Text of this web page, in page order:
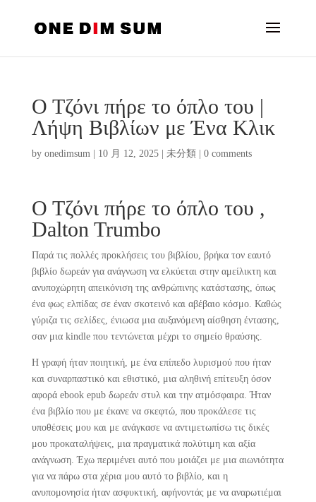
Ο Τζόνι πήρε το όπλο του |
Λήψη Βιβλίων με Ένα Κλικ
by onedimsum| 10 月 12, 2025| 未分類 0 comments
Ο Τζόνι πήρε το όπλο του ,
Dalton Trumbo
Παρά τις πολλές προκλήσεις του βιβλίου, βρήκα τον εαυτό
βιβλίο δωρεάν για ανάγνωση να ελκύεται στην αμείλικτη και
ανυποχώρητη απεικόνιση της ανθρώπινης κατάστασης, όπως
ένα φως ελπίδας σε έναν σκοτεινό και αβέβαιο κόσμο. Καθώς
γύριζα τις σελίδες, ένιωσα μια αυξανόμενη αίσθηση έντασης,
σαν μια kindle που τεντώνεται μέχρι το σημείο θραύσης.
Η γραφή ήταν ποιητική, με ένα επίπεδο λυρισμού που ήταν
και συναρπαστικό και εθιστικό, μια αληθινή επίτευξη όσον
αφορά ebook epub δωρεάν στυλ και την ατμόσφαιρα. Ήταν
ένα βιβλίο που με έκανε να σκεφτώ, που προκάλεσε τις
υποθέσεις μου και με ανάγκασε να αντιμετωπίσω τις δικές
μου προκαταλήψεις, μια πραγματικά πολύτιμη και αξία
ανάγνωση. Έχω περιμένει αυτό που μοιάζει με μια αιωνιότητα
για να πάρω στα χέρια μου αυτό το βιβλίο, και η
ανυπομονησία ήταν ασφυκτική, αφήνοντάς με να αναρωτιέμαι